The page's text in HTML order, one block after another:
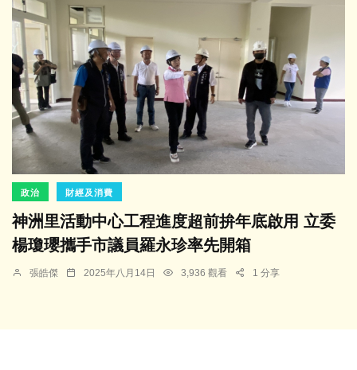
政治 財經及消費
神洲里活動中心工程進度超前拚年底啟用 立委
楊瓊瓔攜手市議員羅永珍率先開箱
張皓傑 2025年八月14日 3,936 觀看 1 分享